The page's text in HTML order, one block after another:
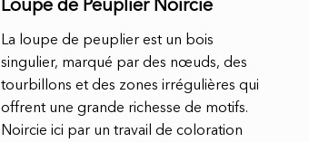
Loupe de Peuplier Noircie
La loupe de peuplier est un bois
singulier, marqué par des nœuds, des
tourbillons et des zones irrégulières qui
offrent une grande richesse de motifs.
Noircie ici par un travail de coloration